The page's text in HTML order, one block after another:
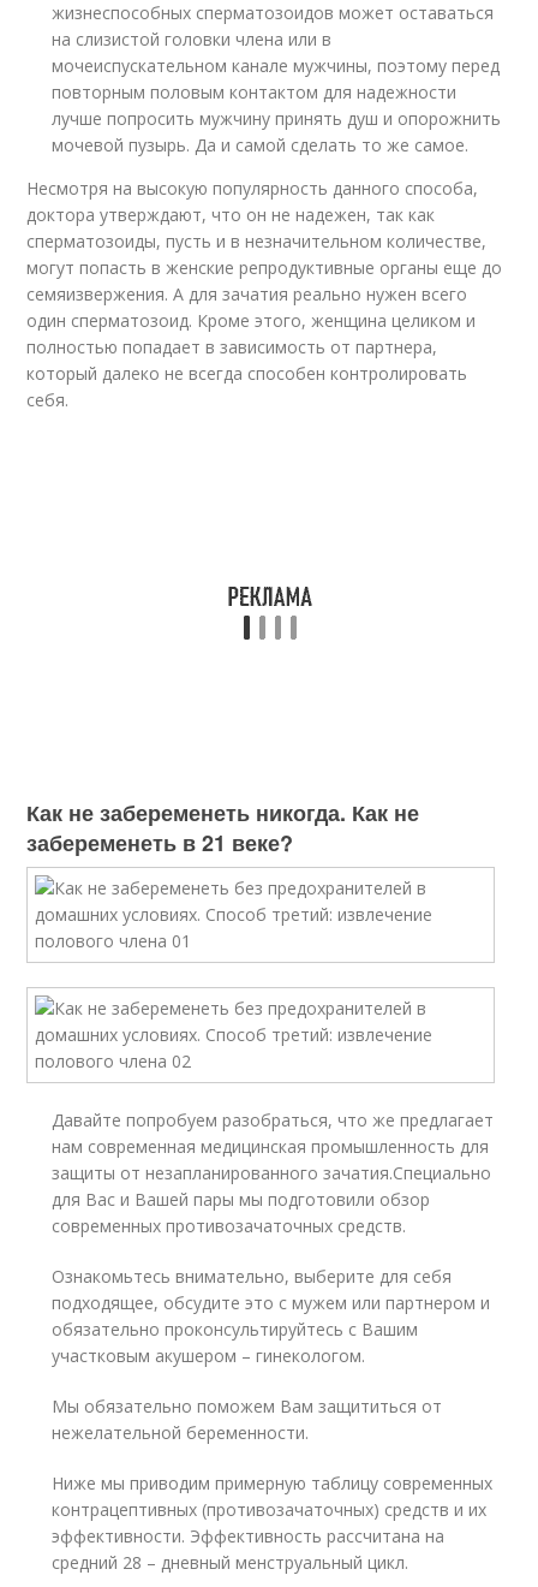
жизнеспособных сперматозоидов может оставаться
на слизистой головки члена или в
мочеиспускательном канале мужчины, поэтому перед
повторным половым контактом для надежности
лучше попросить мужчину принять душ и опорожнить
мочевой пузырь. Да и самой сделать то же самое.
Несмотря на высокую популярность данного способа,
доктора утверждают, что он не надежен, так как
сперматозоиды, пусть и в незначительном количестве,
могут попасть в женские репродуктивные органы еще до
семяизвержения. А для зачатия реально нужен всего
один сперматозоид. Кроме этого, женщина целиком и
полностью попадает в зависимость от партнера,
который далеко не всегда способен контролировать
себя.
Как не забеременеть никогда. Как не
забеременеть в 21 веке?
Давайте попробуем разобраться, что же предлагает
нам современная медицинская промышленность для
защиты от незапланированного зачатия.Специально
для Вас и Вашей пары мы подготовили обзор
современных противозачаточных средств.
Ознакомьтесь внимательно, выберите для себя
подходящее, обсудите это с мужем или партнером и
обязательно проконсультируйтесь с Вашим
участковым акушером – гинекологом.
Мы обязательно поможем Вам защититься от
нежелательной беременности.
Ниже мы приводим примерную таблицу современных
контрацептивных (противозачаточных) средств и их
эффективности. Эффективность рассчитана на
средний 28 – дневный менструальный цикл.